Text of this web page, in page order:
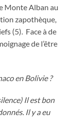
Monte Alban au
zapothèque,
(5). Face à de
de l’être
en Bolivie ?
Il est bon
Il y a eu